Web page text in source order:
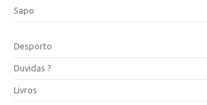
Sapo
Desporto
Duvidas ?
Livros